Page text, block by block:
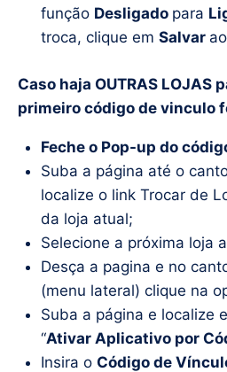
função Desligado para
troca, clique em Salvar
Caso haja OUTRAS LOJAS
primeiro código de vinculo
Feche o Pop-up do
Suba a página até o
localize o link Trocar de
da loja atual;
Selecione a próxima loja
Desça a pagina e no
(menu lateral) clique na
Suba a página e localize
“Ativar Aplicativo por
Insira o Código de